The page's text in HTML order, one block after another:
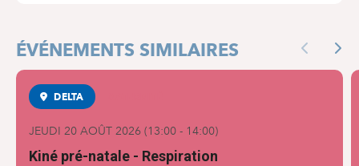
ÉVÉNEMENTS SIMILAIRES Previous
DELTA
JEUDI 20 AOÛT 2026 (13:00 - 14:00)
Kiné pré-natale - Respiration